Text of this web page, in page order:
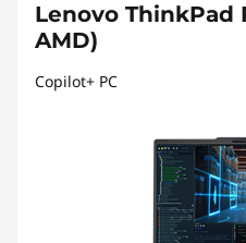
Lenovo ThinkPad
AMD)
Copilot+ PC